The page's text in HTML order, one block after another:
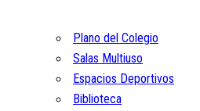
Plano del Colegio
Salas Multiuso
Espacios Deportivos
Biblioteca